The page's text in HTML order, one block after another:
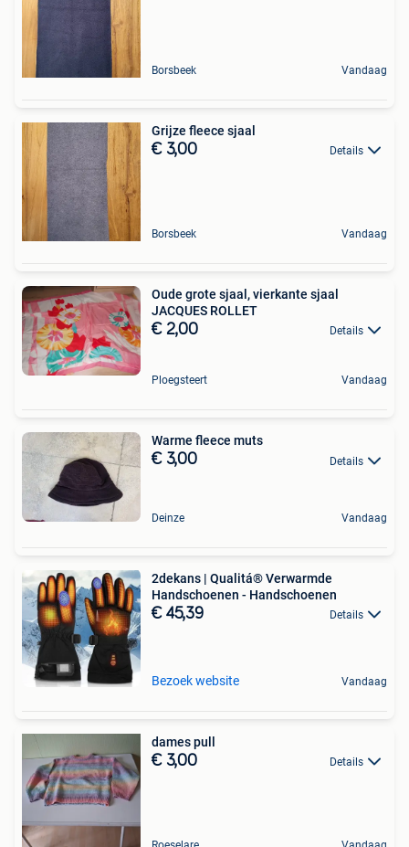
Borsbeek Vandaag
Grijze fleece sjaal
€ 3,00 Details
Borsbeek Vandaag
Oude grote sjaal, vierkante sjaal
JACQUES ROLLET
€ 2,00 Details
Ploegsteert Vandaag
Warme fleece muts
€ 3,00 Details
Deinze Vandaag
2dekans | Qualitá® Verwarmde
Handschoenen - Handschoenen
€ 45,39 Details
Bezoek website Vandaag
dames pull
€ 3,00 Details